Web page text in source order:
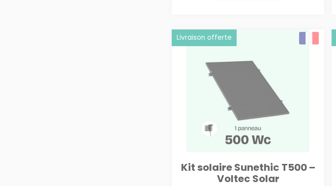
Kit solaire Sunethic T500 –
Voltec Solar
Livraison offerte